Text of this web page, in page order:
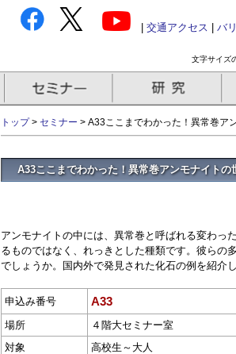
交通アクセス バ
文字サイズ
トップ> セミナー > A33ここまでわかった！異常巻ア
A33ここまでわかった！異常巻アンモナイトの
アンモナイトの中には、異常巻と呼ばれる変わっ
るものではなく、れっきとした種類です。彼らの
でしょうか。国内外で発見された化石の例を紹介
申込み番号 A33
場所
４階大セミナー室
対象
高校生～大人